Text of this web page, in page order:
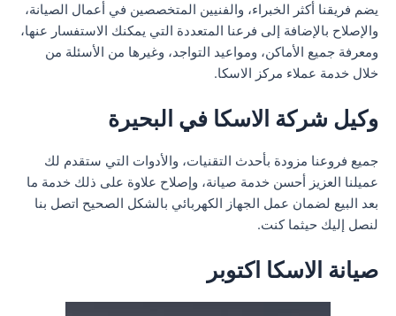
يضم فريقنا أكثر الخبراء، والفنيين المتخصصين في أعمال الصيانة،
والإصلاح بالإضافة إلى فرعنا المتعددة التي يمكنك الاستفسار عنها،
ومعرفة جميع الأماكن، ومواعيد التواجد، وغيرها من الأسئلة من
خلال خدمة عملاء مركز الاسكا.
وكيل شركة الاسكا في البحيرة
جميع فروعنا مزودة بأحدث التقنيات، والأدوات التي ستقدم لك
عميلنا العزيز أحسن خدمة صيانة، وإصلاح علاوة على ذلك خدمة ما
بعد البيع لضمان عمل الجهاز الكهربائي بالشكل الصحيح اتصل بنا
لنصل إليك حيثما كنت.
صيانة الاسكا اكتوبر